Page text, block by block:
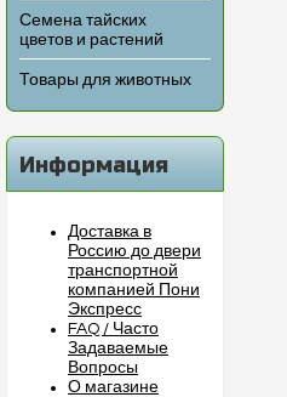
Семена тайских
цветов и растений
Товары для животных
Информация
Доставка в
Россию до двери
транспортной
компанией Пони
Экспресс
FAQ / Часто
Задаваемые
Вопросы
О магазине